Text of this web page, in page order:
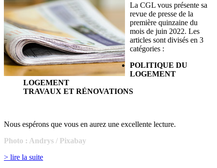
La CGL vous présente sa
revue de presse de la
première quinzaine du
mois de juin 2022. Les
articles sont divisés en 3
catégories :
POLITIQUE DU
LOGEMENT
LOGEMENT
TRAVAUX ET RÉNOVATIONS
Nous espérons que vous en aurez une excellente lecture.
Photo : Andrys / Pixabay
> lire la suite